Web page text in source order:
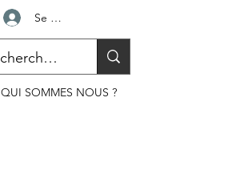
Se connecter
QUI SOMMES NOUS ?